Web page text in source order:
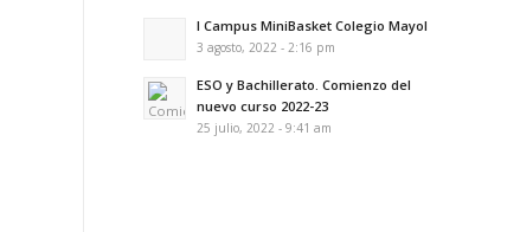
I Campus MiniBasket Colegio Mayol
3 agosto, 2022 - 2:16 pm
ESO y Bachillerato. Comienzo del
nuevo curso 2022-23
25 julio, 2022 - 9:41 am